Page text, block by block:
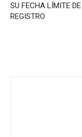
SU FECHA LÍMITE DE
REGISTRO